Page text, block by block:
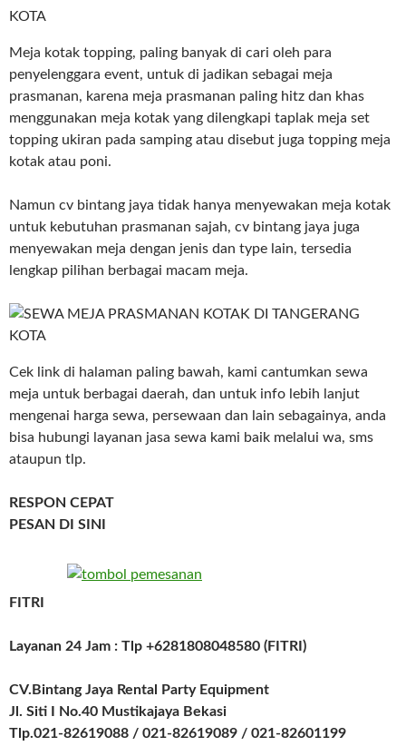
Meja kotak topping, paling banyak di cari oleh para
penyelenggara event, untuk di jadikan sebagai meja
prasmanan, karena meja prasmanan paling hitz dan khas
menggunakan meja kotak yang dilengkapi taplak meja set
topping ukiran pada samping atau disebut juga topping meja
kotak atau poni.
Namun cv bintang jaya tidak hanya menyewakan meja kotak
untuk kebutuhan prasmanan sajah, cv bintang jaya juga
menyewakan meja dengan jenis dan type lain, tersedia
lengkap pilihan berbagai macam meja.
Cek link di halaman paling bawah, kami cantumkan sewa
meja untuk berbagai daerah, dan untuk info lebih lanjut
mengenai harga sewa, persewaan dan lain sebagainya, anda
bisa hubungi layanan jasa sewa kami baik melalui wa, sms
ataupun tlp.
RESPON CEPAT
PESAN DI SINI
FITRI
Layanan 24 Jam : Tlp +6281808048580 (FITRI)
CV.Bintang Jaya Rental Party Equipment
Jl. Siti I No.40 Mustikajaya Bekasi
Tlp.021-82619088 / 021-82619089 / 021-82601199